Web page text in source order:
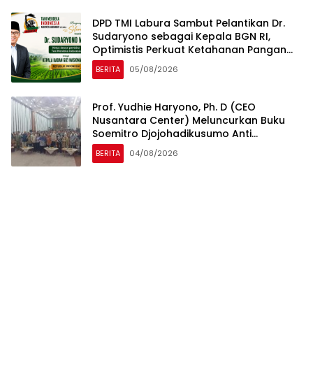
DPD TMI Labura Sambut Pelantikan Dr.
Sudaryono sebagai Kepala BGN RI,
Optimistis Perkuat Ketahanan Pangan
dan Gizi Nasional
BERITA 05/08/2026
Prof. Yudhie Haryono, Ph. D (CEO
Nusantara Center) Meluncurkan Buku
Soemitro Djojohadikusumo Anti
Penjajahan yang dirangkaikan dengan
Simposium Nasional bertema “Urgensi
BERITA 04/08/2026